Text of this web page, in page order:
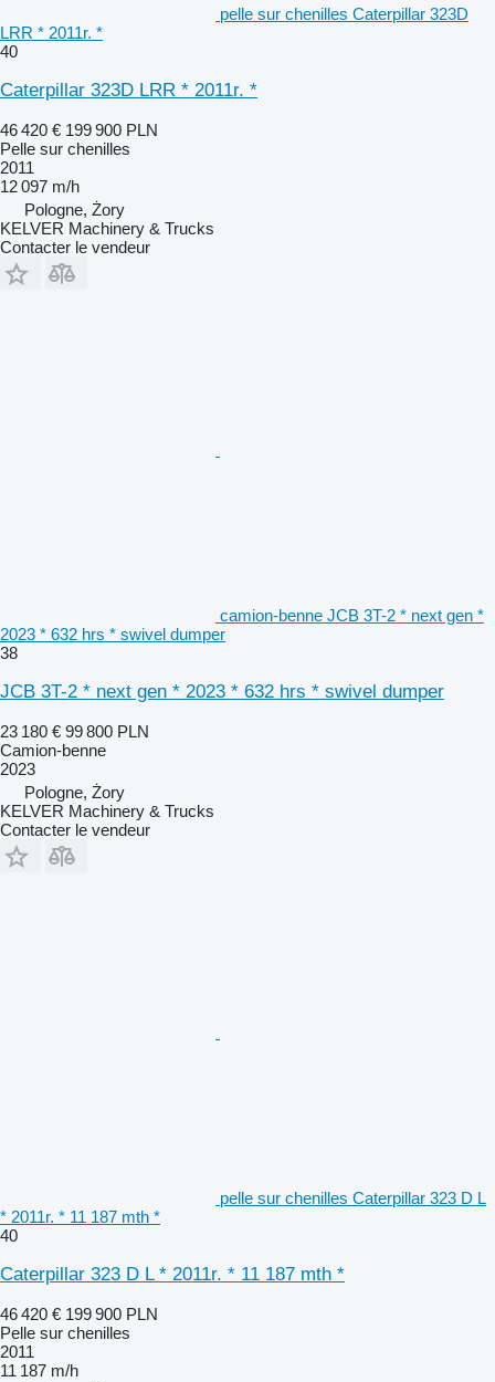
pelle sur chenilles Caterpillar 323D
LRR * 2011r. *
40
Caterpillar 323D LRR * 2011r. *
46 420 € 199 900 PLN
Pelle sur chenilles
2011
12 097 m/h
Pologne, Żory
KELVER Machinery & Trucks
Contacter le vendeur
camion-benne JCB 3T-2 * next gen *
2023 * 632 hrs * swivel dumper
38
JCB 3T-2 * next gen * 2023 * 632 hrs * swivel dumper
23 180 € 99 800 PLN
Camion-benne
2023
Pologne, Żory
KELVER Machinery & Trucks
Contacter le vendeur
pelle sur chenilles Caterpillar 323 D L
* 2011r. * 11 187 mth *
40
Caterpillar 323 D L * 2011r. * 11 187 mth *
46 420 € 199 900 PLN
Pelle sur chenilles
2011
11 187 m/h